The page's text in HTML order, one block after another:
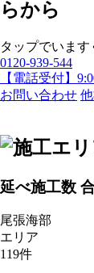
タップでいます
0120-939-544
【電話受付】
お問い合わせ
延べ施工数
尾張海部
エリア
119件